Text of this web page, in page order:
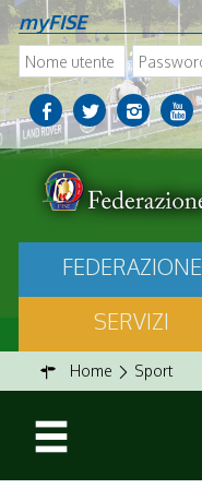
myFISE
FEDERAZIONE
SERVIZI
Home Sport